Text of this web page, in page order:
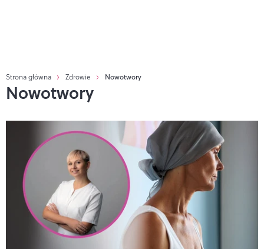
Strona główna Zdrowie Nowotwory
Nowotwory